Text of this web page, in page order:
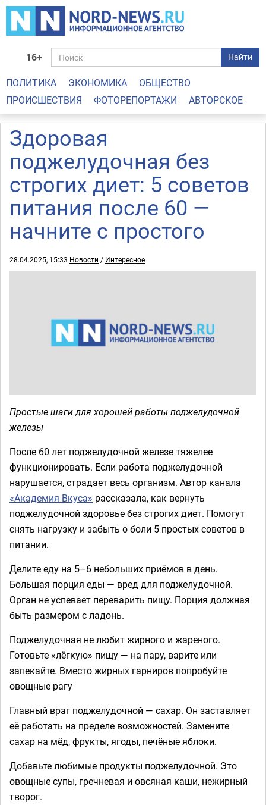
16+ Найти
ПОЛИТИКА ЭКОНОМИКА
ОБЩЕСТВО
ПРОИСШЕСТВИЯ
ФОТОРЕПОРТАЖИ АВТОРСКОЕ
Здоровая
поджелудочная без
строгих диет: 5 советов
питания после 60 —
начните с простого
28.04.2025, 15:33 Новости / Интересное
Простые шаги для хорошей работы поджелудочной
железы
После 60 лет поджелудочной железе тяжелее
функционировать. Если работа поджелудочной
нарушается, страдает весь организм. Автор канала
«Академия Вкуса» рассказала, как вернуть
поджелудочной здоровье без строгих диет. Помогут
снять нагрузку и забыть о боли 5 простых советов в
питании.
Делите еду на 5–6 небольших приёмов в день.
Большая порция еды — вред для поджелудочной.
Орган не успевает переварить пищу. Порция должная
быть размером с ладонь.
Поджелудочная не любит жирного и жареного.
Готовьте «лёгкую» пищу — на пару, варите или
запекайте. Вместо жирных гарниров попробуйте
овощные рагу
Главный враг поджелудочной — сахар. Он заставляет
её работать на пределе возможностей. Замените
сахар на мёд, фрукты, ягоды, печёные яблоки.
Добавьте любимые продукты поджелудочной. Это
овощные супы, гречневая и овсяная каши, нежирный
творог.